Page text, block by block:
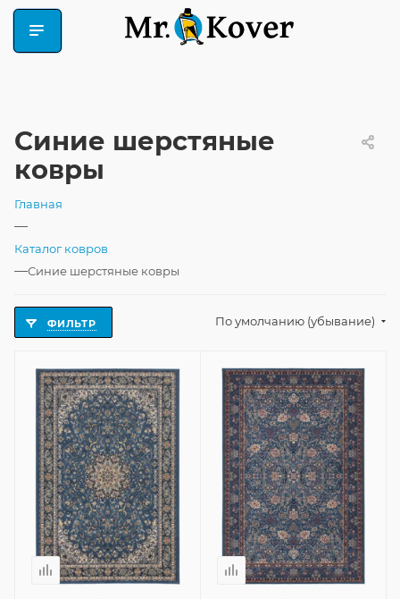
Синие шерстяные
ковры
Главная
—
Каталог ковров
—Синие шерстяные ковры
ФИЛЬТР По умолчанию (убывание)